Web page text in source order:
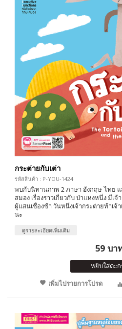
กระต่ายกับเต่า
รหัสสินค้า : P-YOU-1424
พบกับนิทานภาพ 2 ภาษา อังกฤษ-ไทย
สมอง เรื่องราวเกี่ยวกับ ป่าแห่งหนึ่ง มีเจ้
ผู้แสนเชื่องช้า วันหนึ่งเจ้ากระต่ายท้าเจ้
นะ
ดูรายละเอียดเพิ่มเติม
59 บา
หยิบใส่ตะก
เพิ่มไปรายการโปรด